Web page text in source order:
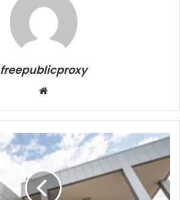
freepublicproxy
Web